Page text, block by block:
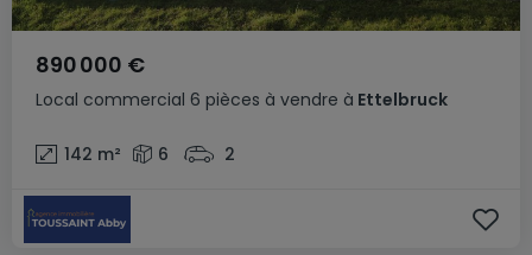
Local commercial 6 pièces à vendre à Ettelbruck
890 000 €
142 m² 6 2